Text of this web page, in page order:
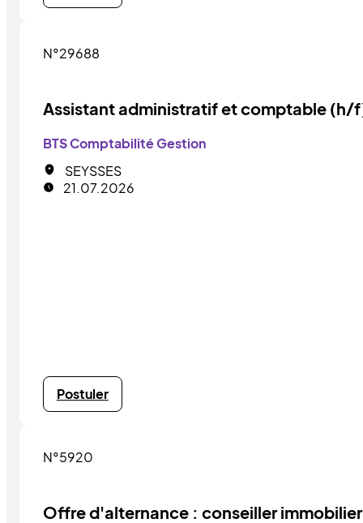
N°29688
Assistant administratif et comptable (h/
BTS Comptabilité Gestion
SEYSSES
21.07.2026
Postuler
N°5920
Offre d'alternance : conseiller